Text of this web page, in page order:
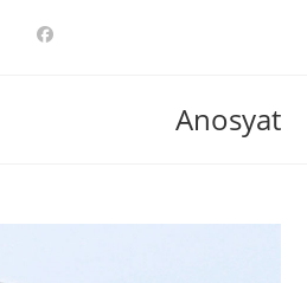
Anosyat